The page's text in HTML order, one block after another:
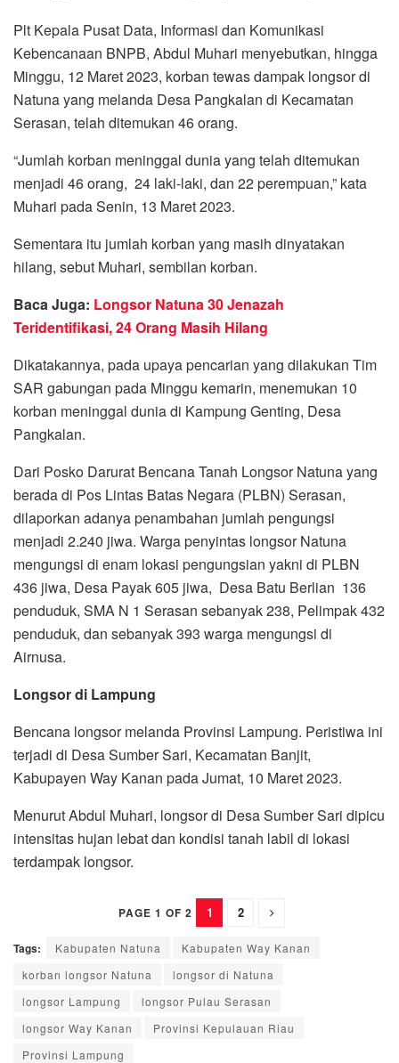
Plt Kepala Pusat Data, Informasi dan Komunikasi
Kebencanaan BNPB, Abdul Muhari menyebutkan, hingga
Minggu, 12 Maret 2023, korban tewas dampak longsor di
Natuna yang melanda Desa Pangkalan di Kecamatan
Serasan, telah ditemukan 46 orang.
“Jumlah korban meninggal dunia yang telah ditemukan
menjadi 46 orang, 24 laki-laki, dan 22 perempuan,” kata
Muhari pada Senin, 13 Maret 2023.
Sementara itu jumlah korban yang masih dinyatakan
hilang, sebut Muhari, sembilan korban.
Baca Juga: Longsor Natuna 30 Jenazah
Teridentifikasi, 24 Orang Masih Hilang
Dikatakannya, pada upaya pencarian yang dilakukan Tim
SAR gabungan pada Minggu kemarin, menemukan 10
korban meninggal dunia di Kampung Genting, Desa
Pangkalan.
Dari Posko Darurat Bencana Tanah Longsor Natuna yang
berada di Pos Lintas Batas Negara (PLBN) Serasan,
dilaporkan adanya penambahan jumlah pengungsi
menjadi 2.240 jiwa. Warga penyintas longsor Natuna
mengungsi di enam lokasi pengungsian yakni di PLBN
436 jiwa, Desa Payak 605 jiwa, Desa Batu Berlian 136
penduduk, SMA N 1 Serasan sebanyak 238, Pelimpak 432
penduduk, dan sebanyak 393 warga mengungsi di
Airnusa.
Longsor di Lampung
Bencana longsor melanda Provinsi Lampung. Peristiwa ini
terjadi di Desa Sumber Sari, Kecamatan Banjit,
Kabupayen Way Kanan pada Jumat, 10 Maret 2023.
Menurut Abdul Muhari, longsor di Desa Sumber Sari dipicu
intensitas hujan lebat dan kondisi tanah labil di lokasi
terdampak longsor.
PAGE 1 OF 2 1 2
Tags: Kabupaten Natuna
Kabupaten Way Kanan
korban longsor Natuna
longsor di Natuna
longsor Lampung
longsor Pulau Serasan
longsor Way Kanan
Provinsi Kepulauan Riau
Provinsi Lampung